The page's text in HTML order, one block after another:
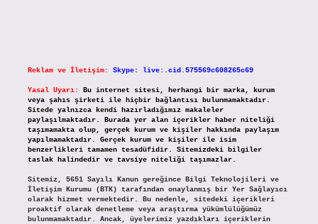
Reklam ve İletişim: Skype: live:.cid.575569c608265c69
Yasal Uyarı:
Bu internet sitesi, herhangi bir marka, kurum
veya şahıs şirketi ile hiçbir bağlantısı bulunmamaktadır.
Sitede yalnızca kendi hazırladığımız makaleler
paylaşılmaktadır. Burada yer alan içerikler haber niteliği
taşımamakta olup, gerçek kurum ve kişiler hakkında paylaşım
yapılmamaktadır. Gerçek kurum ve kişiler ile isim
benzerlikleri tamamen tesadüfidir. Sitemizdeki bilgiler
taslak halindedir ve tavsiye niteliği taşımazlar.
Sitemiz, 5651 Sayılı Kanun gereğince Bilgi Teknolojileri ve
İletişim Kurumu (BTK) tarafından onaylanmış bir Yer Sağlayıcı
olarak hizmet vermektedir. Bu nedenle, sitedeki içerikleri
proaktif olarak denetleme veya araştırma yükümlülüğümüz
bulunmamaktadır. Ancak, üyelerimiz yazdıkları içeriklerin